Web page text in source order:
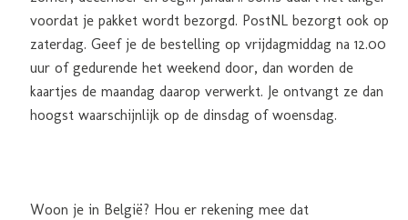
voordat je pakket wordt bezorgd. PostNL bezorgt ook op
zaterdag. Geef je de bestelling op vrijdagmiddag na 12.00
uur of gedurende het weekend door, dan worden de
kaartjes de maandag daarop verwerkt. Je ontvangt ze dan
hoogst waarschijnlijk op de dinsdag of woensdag.
Woon je in België? Hou er rekening mee dat